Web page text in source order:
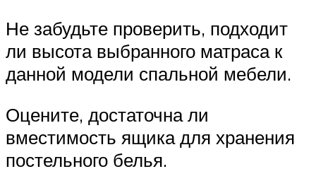
Не забудьте проверить, подходит
ли высота выбранного матраса к
данной модели спальной мебели.
Оцените, достаточна ли
вместимость ящика для хранения
постельного белья.